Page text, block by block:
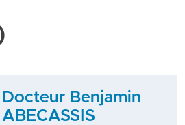
Docteur Benjamin
ABECASSIS